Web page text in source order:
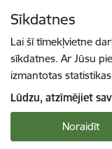
Sīkdatnes
Lai šī tīmekļvietne
sīkdatnes. Ar Jūsu
izmantotas
Lūdzu, atzīmējiet
Noraidīt